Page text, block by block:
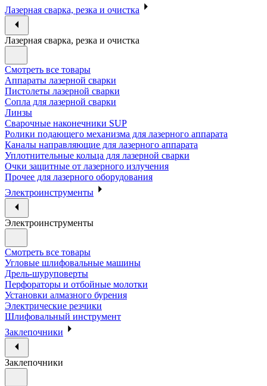
Лазерная сварка, резка и очистка
Лазерная сварка, резка и очистка
Смотреть все товары
Аппараты лазерной сварки
Пистолеты лазерной сварки
Сопла для лазерной сварки
Линзы
Сварочные наконечники SUP
Ролики подающего механизма для лазерного аппарата
Каналы направляющие для лазерного аппарата
Уплотнительные кольца для лазерной сварки
Очки защитные от лазерного излучения
Прочее для лазерного оборудования
Электроинструменты
Электроинструменты
Смотреть все товары
Угловые шлифовальные машины
Дрель-шуруповерты
Перфораторы и отбойные молотки
Установки алмазного бурения
Электрические резчики
Шлифовальный инструмент
Заклепочники
Заклепочники